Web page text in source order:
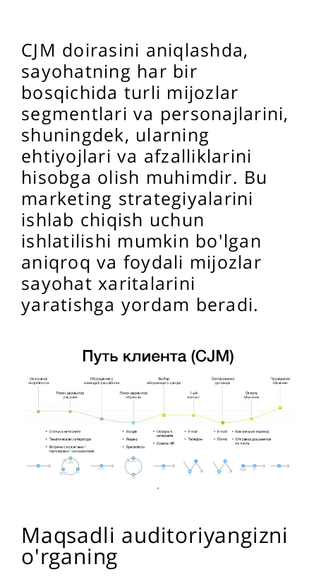
CJM doirasini aniqlashda,
sayohatning har bir
bosqichida turli mijozlar
segmentlari va personajlarini,
shuningdek, ularning
ehtiyojlari va afzalliklarini
hisobga olish muhimdir. Bu
marketing strategiyalarini
ishlab chiqish uchun
ishlatilishi mumkin bo'lgan
aniqroq va foydali mijozlar
sayohat xaritalarini
yaratishga yordam beradi.
Maqsadli auditoriyangizni
o'rganing